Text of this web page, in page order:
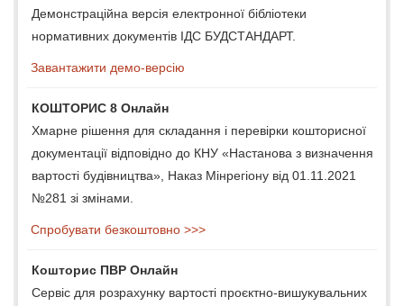
Демонстраційна версія електронної бібліотеки
нормативних документів ІДС БУДСТАНДАРТ.
Завантажити демо-версію
КОШТОРИС 8 Онлайн
Хмарне рішення для складання і перевірки кошторисної
документації відповідно до КНУ «Настанова з визначення
вартості будівництва», Наказ Мінрегіону від 01.11.2021
№281 зі змінами.
Спробувати безкоштовно >>>
Кошторис ПВР Онлайн
Сервіс для розрахунку вартості проєктно-вишукувальних